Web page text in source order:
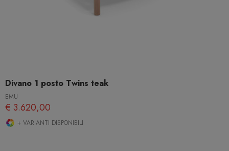
Divano 1 posto Twins teak
EMU
€ 3.620,00
+ VARIANTI DISPONIBILI